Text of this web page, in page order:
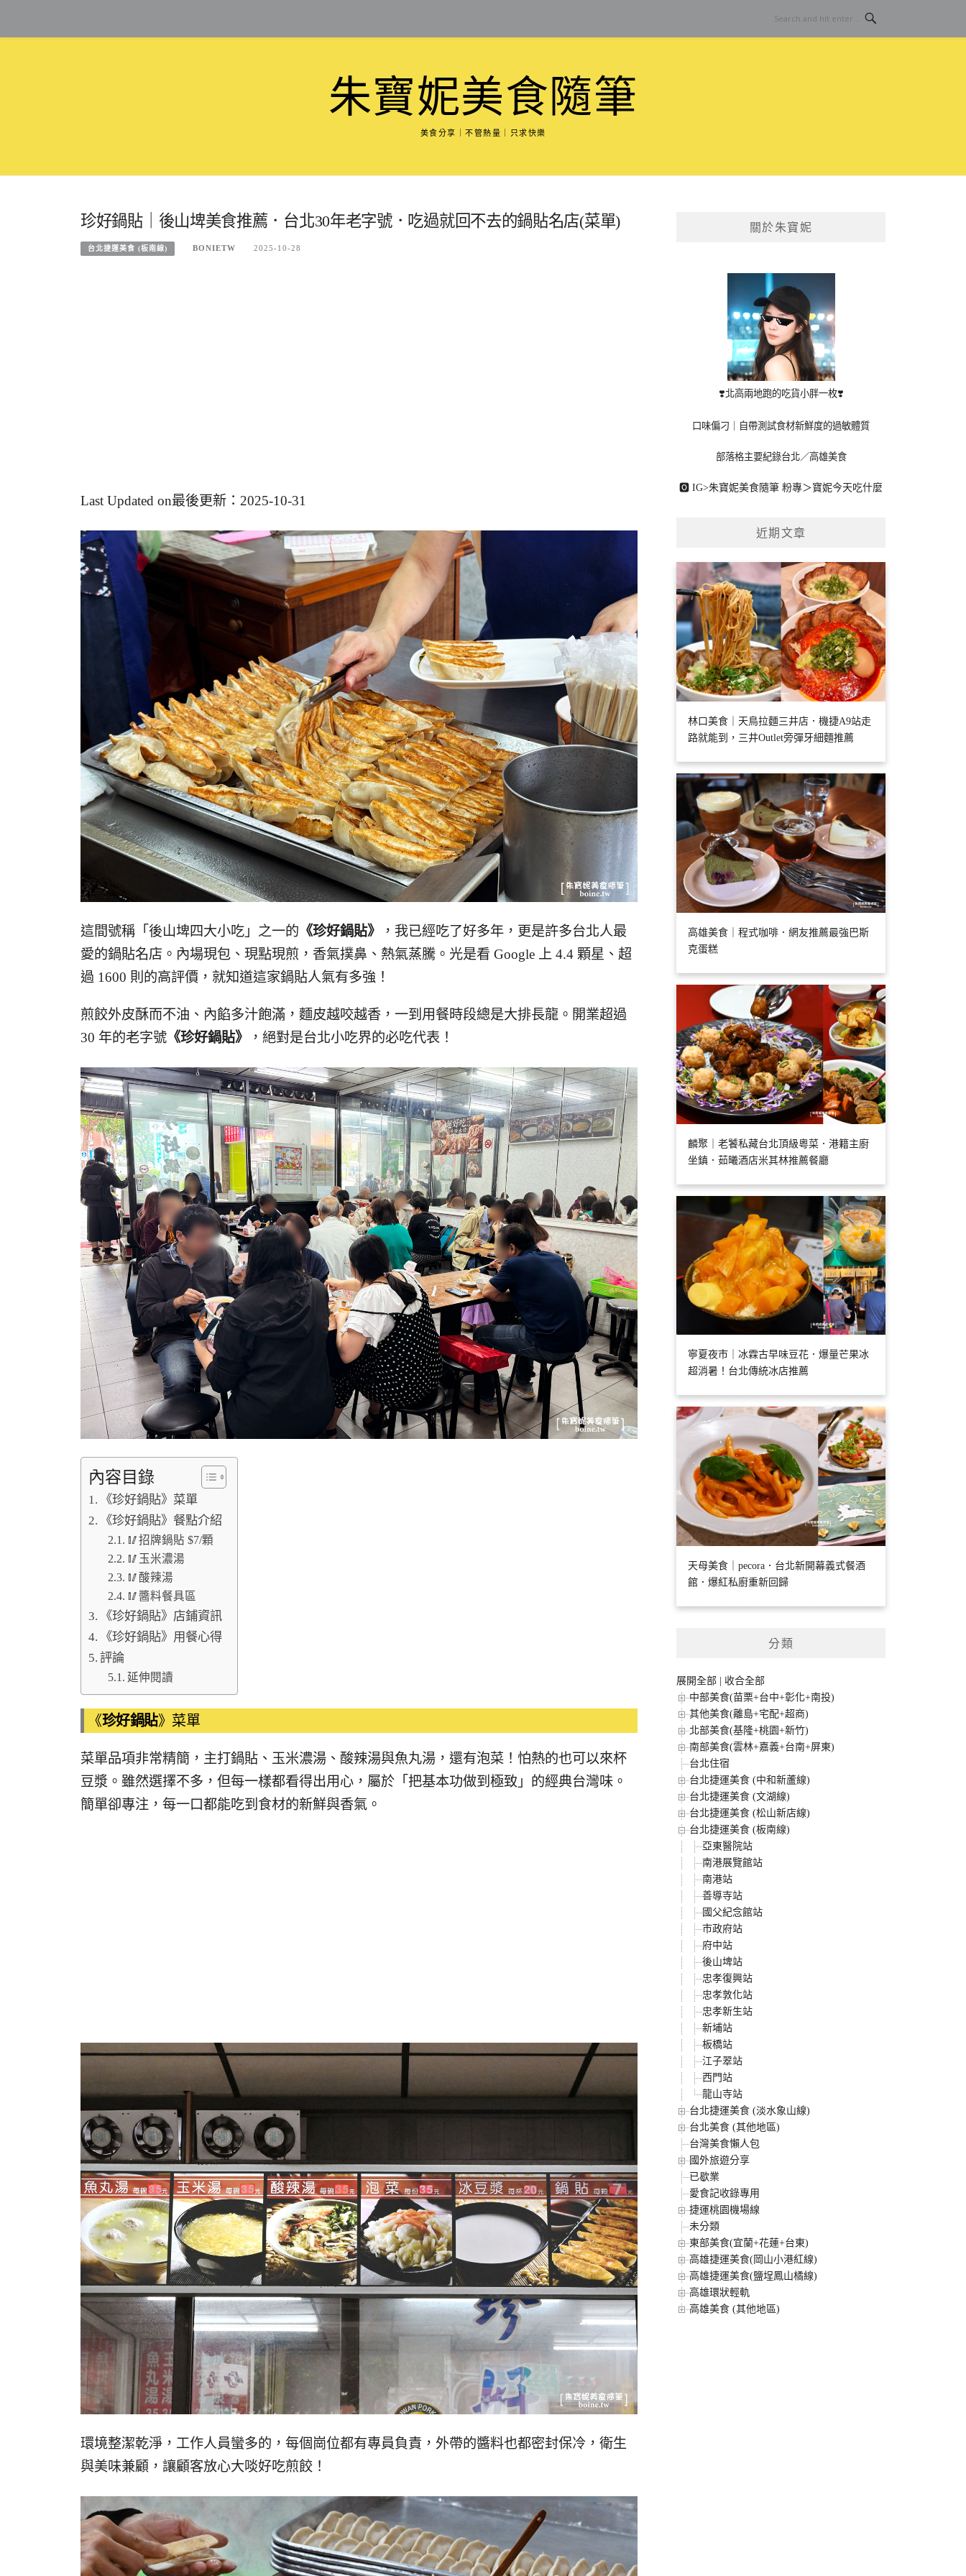
content
朱寶妮美食隨筆
美食分享｜不管熱量｜只求快樂
珍好鍋貼｜後山埤美食推薦．台北30年老字號．吃過就回不去的鍋貼名店(菜單)
台北捷運美食 (板南線) BONIETW 2025-10-28
Last Updated on最後更新：2025-10-31
這間號稱 「後山埤四大小吃」 之一的 《珍好鍋貼》 ，我已經吃了好多年，更是許多台北人最
愛的鍋貼名店 。內場現包、現點現煎，香氣撲鼻、熱氣蒸騰。光是看 Google 上 4.4 顆星、超
過 1600 則的高評價，就知道這家鍋貼人氣有多強！
煎餃外皮酥而不油、內餡多汁飽滿，麵皮越咬越香，一到用餐時段總是大排長龍。開業超過
30 年的老字號 《珍好鍋貼》 ，絕對是台北小吃界的必吃代表！
內容目錄
《珍好鍋貼》菜單
《珍好鍋貼》餐點介紹
🥢招牌鍋貼 $7/顆
🥢玉米濃湯
🥢酸辣湯
🥢醬料餐具區
《珍好鍋貼》店鋪資訊
《珍好鍋貼》用餐心得
評論
延伸閱讀
《珍好鍋貼》菜單
菜單品項非常精簡，主打鍋貼、玉米濃湯、酸辣湯與魚丸湯，還有泡菜！怕熱的也可以來杯
豆漿。雖然選擇不多，但每一樣都看得出用心，屬於「把基本功做到極致」的經典台灣味。
簡單卻專注，每一口都能吃到食材的新鮮與香氣。
環境整潔乾淨，工作人員蠻多的，每個崗位都有專員負責，外帶的醬料也都密封保冷，衛生
與美味兼顧，讓顧客放心大啖好吃煎餃！
關於朱寶妮
❣️北高兩地跑的吃貨小胖一枚❣️
口味偏刁｜自帶測試食材新鮮度的過敏體質
部落格主要紀錄台北／高雄美食
🅾 IG>朱寶妮美食隨筆 粉專＞寶妮今天吃什麼
近期文章
林口美食｜天鳥拉麵三井店．機捷A9站走
路就能到，三井Outlet旁彈牙細麵推薦
高雄美食｜程式咖啡．網友推薦最強巴斯
克蛋糕
麟聚｜老饕私藏台北頂級粵菜．港籍主廚
坐鎮．茹曦酒店米其林推薦餐廳
寧夏夜市｜冰霖古早味豆花．爆量芒果冰
超消暑！台北傳統冰店推薦
天母美食｜pecora．台北新開幕義式餐酒
館．爆紅私廚重新回歸
分類
展開全部
收合全部
中部美食(苗栗+台中+彰化+南投)
其他美食(離島+宅配+超商)
北部美食(基隆+桃園+新竹)
南部美食(雲林+嘉義+台南+屏東)
台北住宿
台北捷運美食 (中和新蘆線)
台北捷運美食 (文湖線)
台北捷運美食 (松山新店線)
台北捷運美食 (板南線)
亞東醫院站
南港展覽館站
南港站
善導寺站
國父紀念館站
市政府站
府中站
後山埤站
忠孝復興站
忠孝敦化站
忠孝新生站
新埔站
板橋站
江子翠站
西門站
龍山寺站
台北捷運美食 (淡水象山線)
台北美食 (其他地區)
台灣美食懶人包
國外旅遊分享
已歇業
愛食記收錄專用
捷運桃園機場線
未分類
東部美食(宜蘭+花蓮+台東)
高雄捷運美食(岡山小港紅線)
高雄捷運美食(鹽埕鳳山橘線)
高雄環狀輕軌
高雄美食 (其他地區)